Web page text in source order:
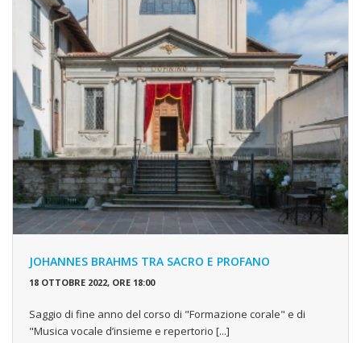
JOHANNES BRAHMS TRA SACRO E PROFANO
18 OTTOBRE 2022, ORE 18:00
Saggio di fine anno del corso di "Formazione corale" e di
"Musica vocale d’insieme e repertorio [...]